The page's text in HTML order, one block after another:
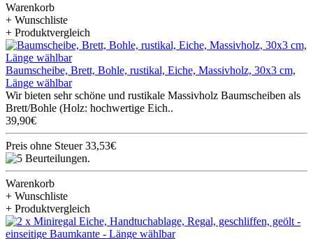
Warenkorb
+ Wunschliste
+ Produktvergleich
Baumscheibe, Brett, Bohle, rustikal, Eiche, Massivholz, 30x3 cm,
Länge wählbar
Wir bieten sehr schöne und rustikale Massivholz Baumscheiben als
Brett/Bohle (Holz: hochwertige Eich..
39,90€
Preis ohne Steuer 33,53€
Warenkorb
+ Wunschliste
+ Produktvergleich